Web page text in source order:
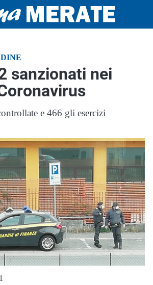
sanzionati nei
e 466 gli esercizi